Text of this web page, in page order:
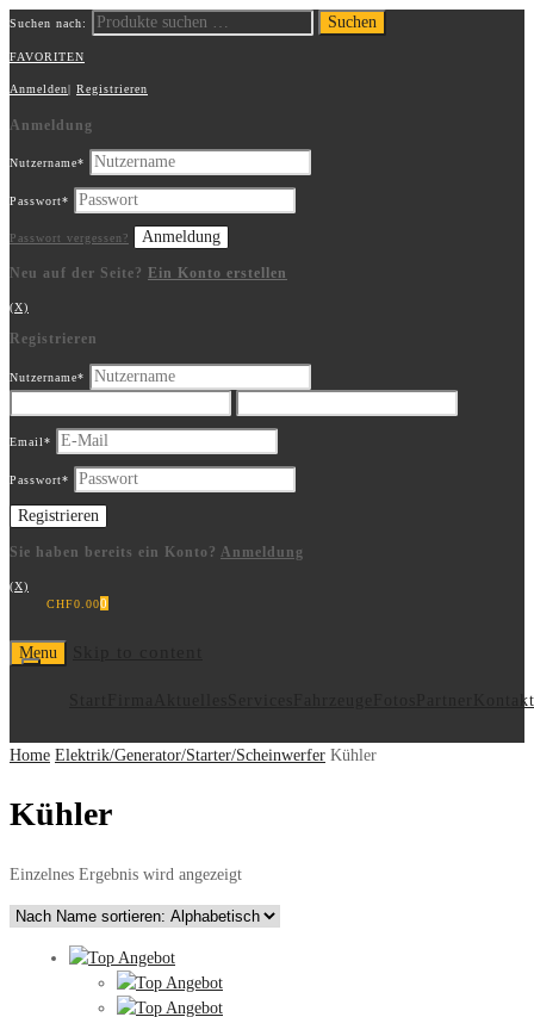
Suchen nach: Suchen
FAVORITEN
Anmelden| Registrieren
Anmeldung
Nutzername*
Passwort*
Passwort vergessen?
Neu auf der Seite? Ein Konto erstellen
(X)
Registrieren
Nutzername*
Email*
Passwort*
Sie haben bereits ein Konto? Anmeldung
(X)
CHF0.000
Menu
Kontakt
Home Elektrik/Generator/Starter/Scheinwerfer Kühler
Kühler
Einzelnes Ergebnis wird angezeigt